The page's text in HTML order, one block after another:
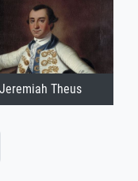
Jeremiah Theus